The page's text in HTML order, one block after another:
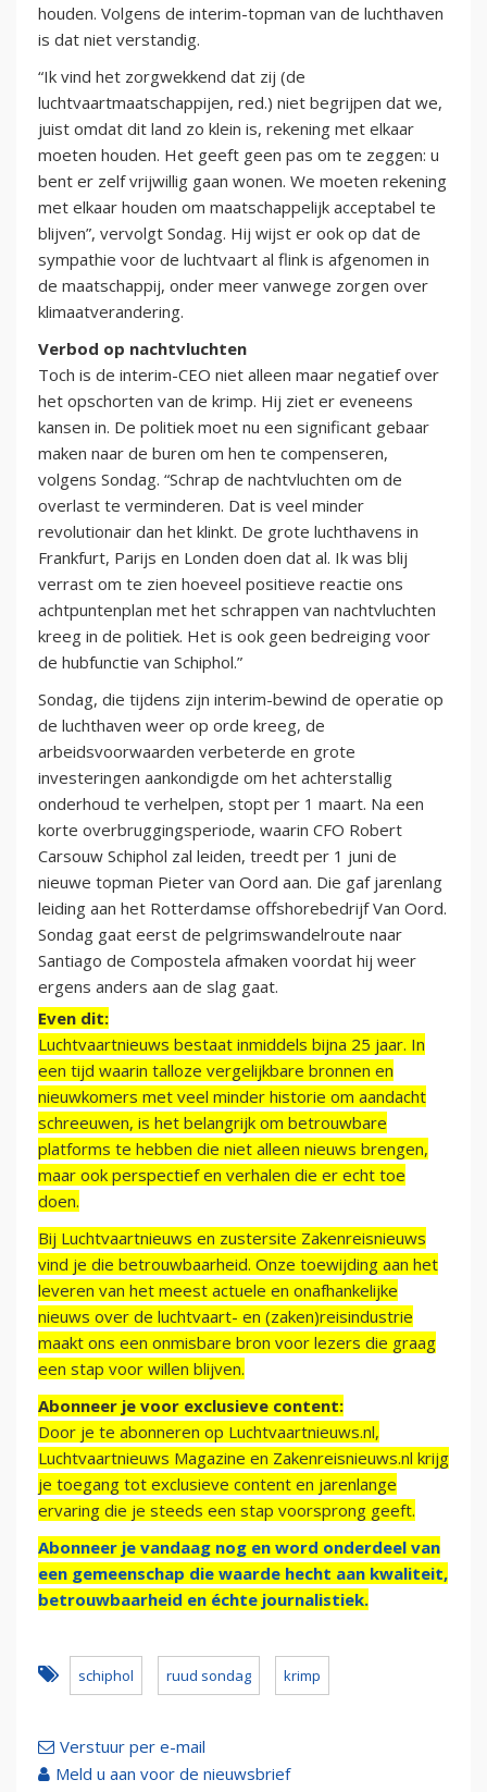
houden. Volgens de interim-topman van de luchthaven
is dat niet verstandig.
“Ik vind het zorgwekkend dat zij (de
luchtvaartmaatschappijen, red.) niet begrijpen dat we,
juist omdat dit land zo klein is, rekening met elkaar
moeten houden. Het geeft geen pas om te zeggen: u
bent er zelf vrijwillig gaan wonen. We moeten rekening
met elkaar houden om maatschappelijk acceptabel te
blijven”, vervolgt Sondag. Hij wijst er ook op dat de
sympathie voor de luchtvaart al flink is afgenomen in
de maatschappij, onder meer vanwege zorgen over
klimaatverandering.
Verbod op nachtvluchten
Toch is de interim-CEO niet alleen maar negatief over
het opschorten van de krimp. Hij ziet er eveneens
kansen in. De politiek moet nu een significant gebaar
maken naar de buren om hen te compenseren,
volgens Sondag. “Schrap de nachtvluchten om de
overlast te verminderen. Dat is veel minder
revolutionair dan het klinkt. De grote luchthavens in
Frankfurt, Parijs en Londen doen dat al. Ik was blij
verrast om te zien hoeveel positieve reactie ons
achtpuntenplan met het schrappen van nachtvluchten
kreeg in de politiek. Het is ook geen bedreiging voor
de hubfunctie van Schiphol.”
Sondag, die tijdens zijn interim-bewind de operatie op
de luchthaven weer op orde kreeg, de
arbeidsvoorwaarden verbeterde en grote
investeringen aankondigde om het achterstallig
onderhoud te verhelpen, stopt per 1 maart. Na een
korte overbruggingsperiode, waarin CFO Robert
Carsouw Schiphol zal leiden, treedt per 1 juni de
nieuwe topman Pieter van Oord aan. Die gaf jarenlang
leiding aan het Rotterdamse offshorebedrijf Van Oord.
Sondag gaat eerst de pelgrimswandelroute naar
Santiago de Compostela afmaken voordat hij weer
ergens anders aan de slag gaat.
Even dit:
Luchtvaartnieuws bestaat inmiddels bijna 25 jaar. In
een tijd waarin talloze vergelijkbare bronnen en
nieuwkomers met veel minder historie om aandacht
schreeuwen, is het belangrijk om betrouwbare
platforms te hebben die niet alleen nieuws brengen,
maar ook perspectief en verhalen die er echt toe
doen.
Bij Luchtvaartnieuws en zustersite Zakenreisnieuws
vind je die betrouwbaarheid. Onze toewijding aan het
leveren van het meest actuele en onafhankelijke
nieuws over de luchtvaart- en (zaken)reisindustrie
maakt ons een onmisbare bron voor lezers die graag
een stap voor willen blijven.
Abonneer je voor exclusieve content:
Door je te abonneren op Luchtvaartnieuws.nl,
Luchtvaartnieuws Magazine en Zakenreisnieuws.nl krijg
je toegang tot exclusieve content en jarenlange
ervaring die je steeds een stap voorsprong geeft.
Abonneer je vandaag nog en word onderdeel van
een gemeenschap die waarde hecht aan kwaliteit,
betrouwbaarheid en échte journalistiek.
schiphol ruud sondag krimp
Verstuur per e-mail
Meld u aan voor de nieuwsbrief